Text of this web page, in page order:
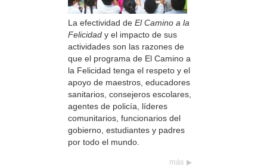
La efectividad de El Camino a la
Felicidad y el impacto de sus
actividades son las razones de
que el programa de El Camino a
la Felicidad tenga el respeto y el
apoyo de maestros, educadores
sanitarios, consejeros escolares,
agentes de policía, líderes
comunitarios, funcionarios del
gobierno, estudiantes y padres
por todo el mundo.
más